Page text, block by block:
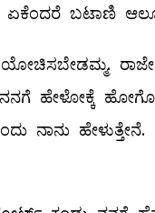
ಏಕೆಂದರೆ ಬಟಾಣಿ
ಯೋಚಿಸಬೇಡಮ್ಮ.
ಹೇಳೋಕ್ಕೆ
ನಾನು